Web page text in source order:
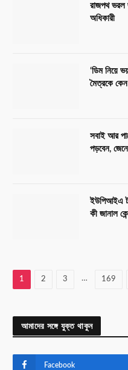
রাজপথ ভরল
অধিকারী
‘ডিম নিয়ে
মৈত্রকে
সবাই আর
পড়বেন,
ইউপিআইএ
কী জানাল
1 2 3 … 169
আমাদের সঙ্গে যুক্ত থাকুন
Facebook